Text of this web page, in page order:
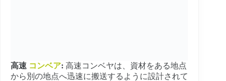
高速 コンベア: 高速コンベヤは、資材をある地点
から別の地点へ迅速に搬送するように設計されて